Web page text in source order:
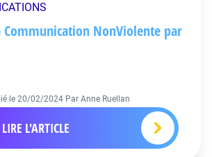
NonViolente par
le 20/02/2024 Par Anne Ruellan
LIRE L'ARTICLE